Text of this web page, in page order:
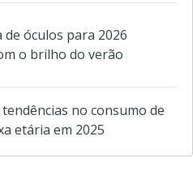
PELE FALA
de óculos para 2026
o brilho do verão